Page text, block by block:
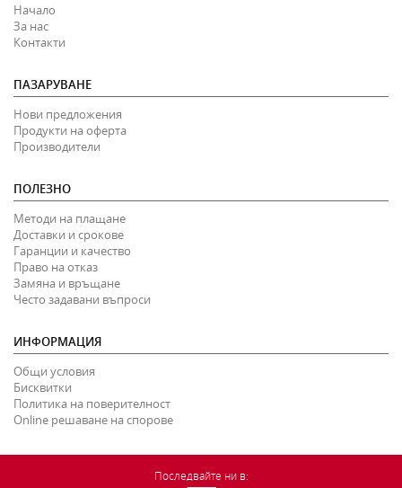
Начало
За нас
Контакти
ПАЗАРУВАНЕ
Нови предложения
Продукти на оферта
Производители
ПОЛЕЗНО
Методи на плащане
Доставки и срокове
Гаранции и качество
Право на отказ
Замяна и връщане
Често задавани въпроси
ИНФОРМАЦИЯ
Общи условия
Бисквитки
Политика на поверителност
Online решаване на спорове
Последвайте ни в: